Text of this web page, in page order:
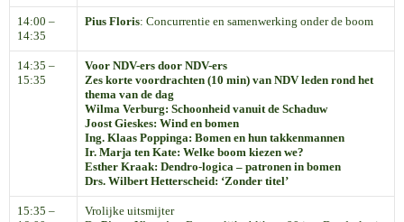
14:00 –
14:35
Pius Floris: Concurrentie en samenwerking onder de boom
14:35 –
15:35
Voor NDV-ers door NDV-ers
Zes korte voordrachten (10 min) van NDV leden rond het
thema van de dag
Wilma Verburg: Schoonheid vanuit de Schaduw
Joost Gieskes: Wind en bomen
Ing. Klaas Poppinga: Bomen en hun takkenmannen
Ir. Marja ten Kate: Welke boom kiezen we?
Esther Kraak: Dendro-logica – patronen in bomen
Drs. Wilbert Hetterscheid: ‘Zonder titel’
15:35 –
Vrolijke uitsmijter